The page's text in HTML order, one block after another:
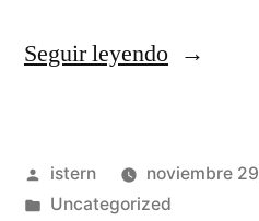
Seguir leyendo«camisetas
de
Publicado
por
istern
noviembre
Publicado
Uncategorized